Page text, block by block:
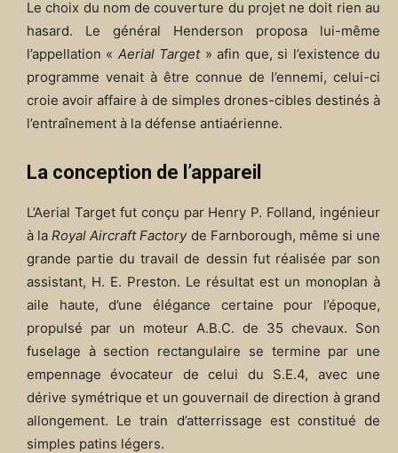
Le choix du nom de couverture du projet ne doit rien au
hasard. Le général Henderson proposa lui-même
l’appellation « Aerial Target» afin que, si l’existence du
programme venait à être connue de l’ennemi, celui-ci
croie avoir affaire à de simples drones-cibles destinés à
l’entraînement à la défense antiaérienne.
La conception de l’appareil
L’Aerial Target fut conçu par Henry P. Folland, ingénieur
à la Royal Aircraft Factoryde Farnborough, même si une
grande partie du travail de dessin fut réalisée par son
assistant, H. E. Preston. Le résultat est un monoplan à
aile haute, d’une élégance certaine pour l’époque,
propulsé par un moteur A.B.C. de 35 chevaux. Son
fuselage à section rectangulaire se termine par une
empennage évocateur de celui du S.E.4, avec une
dérive symétrique et un gouvernail de direction à grand
allongement. Le train d’atterrissage est constitué de
simples patins légers.